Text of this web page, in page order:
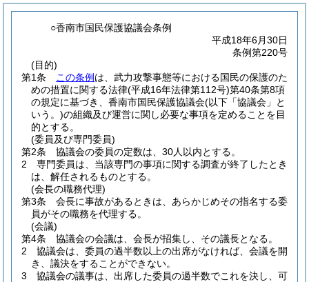
○香南市国民保護協議会条例
平成18年6月30日
条例第220号
(目的)
第1条
この条例 は、武力攻撃事態等における国民の保護のた
めの措置に関する法律(平成16年法律第112号)第40条第8項
の規定に基づき、香南市国民保護協議会(以下「協議会」と
いう。)の組織及び運営に関し必要な事項を定めることを目
的とする。
(委員及び専門委員)
第2条
協議会の委員の定数は、30人以内とする。
2
専門委員は、当該専門の事項に関する調査が終了したとき
は、解任されるものとする。
(会長の職務代理)
第3条
会長に事故があるときは、あらかじめその指名する委
員がその職務を代理する。
(会議)
第4条
協議会の会議は、会長が招集し、その議長となる。
2
協議会は、委員の過半数以上の出席がなければ、会議を開
き、議決をすることができない。
3
協議会の議事は、出席した委員の過半数でこれを決し、可